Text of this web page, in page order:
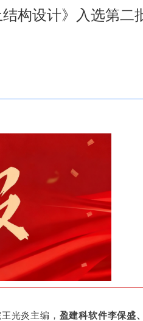
构设计》入选第二
光炎主编， 盈建科软件李保盛